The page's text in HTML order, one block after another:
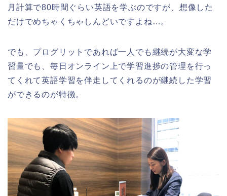
月計算で80時間ぐらい英語を学ぶのですが、想像した
だけでめちゃくちゃしんどいですよね…。
でも、プログリットであれば一人でも継続が大変な学
習量でも、毎日オンライン上で学習進捗の管理を行っ
てくれて英語学習を伴走してくれるのが継続した学習
ができるのが特徴。